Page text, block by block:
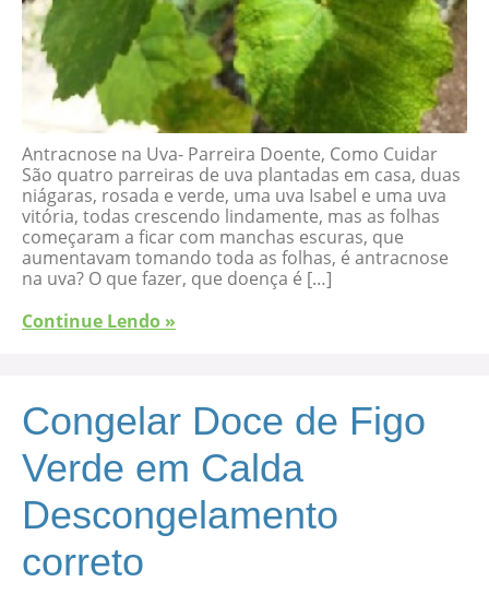
Antracnose na Uva- Parreira Doente, Como Cuidar
São quatro parreiras de uva plantadas em casa, duas
niágaras, rosada e verde, uma uva Isabel e uma uva
vitória, todas crescendo lindamente, mas as folhas
começaram a ficar com manchas escuras, que
aumentavam tomando toda as folhas, é antracnose
na uva? O que fazer, que doença é […]
Continue Lendo »
Congelar Doce de Figo
Verde em Calda
Descongelamento
correto